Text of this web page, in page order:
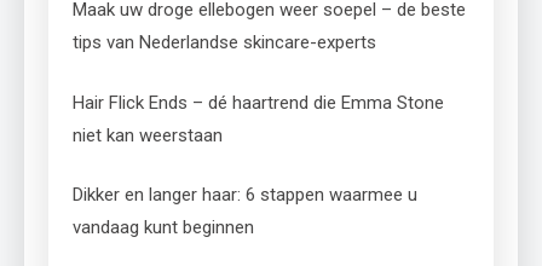
Maak uw droge ellebogen weer soepel – de beste
tips van Nederlandse skincare-experts
Hair Flick Ends – dé haartrend die Emma Stone
niet kan weerstaan
Dikker en langer haar: 6 stappen waarmee u
vandaag kunt beginnen